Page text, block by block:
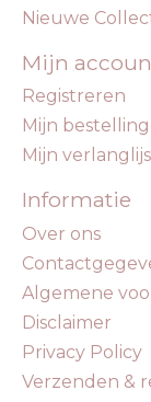
Nieuwe
Mijn
Registreren
Mijn
Mijn
Informatie
Over ons
Algemene
Disclaimer
Privacy Policy
Verzenden &